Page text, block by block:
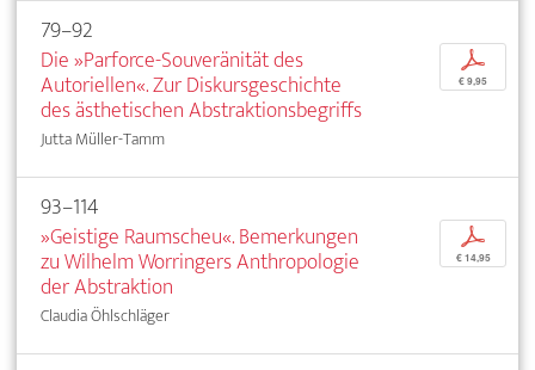
79–92
Die »Parforce-Souveränität des
Autoriellen«. Zur Diskursgeschichte
des ästhetischen Abstraktionsbegriffs
Jutta Müller-Tamm
p
€ 9,95
93–114
»Geistige Raumscheu«. Bemerkungen
zu Wilhelm Worringers Anthropologie
der Abstraktion
Claudia Öhlschläger
p
€ 14,95